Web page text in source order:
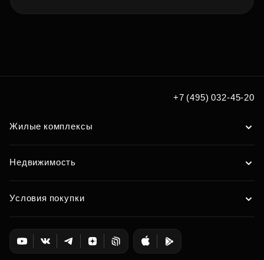
+7 (495) 032-45-20
Жилые комплексы
Недвижимость
Условия покупки